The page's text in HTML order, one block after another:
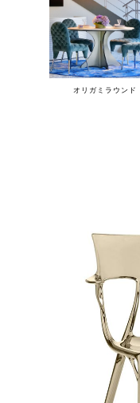
オリガミラウンド